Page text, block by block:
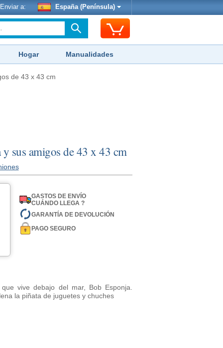
Enviar a: España (Península)
Hogar Manualidades
de 43 x 43 cm
sus amigos de 43 x 43 cm
GASTOS DE ENVÍO
CUÁNDO LLEGA ?
GARANTÍA DE DEVOLUCIÓN
PAGO SEGURO
vive debajo del mar, Bob Esponja.
la piñata de juguetes y chuches